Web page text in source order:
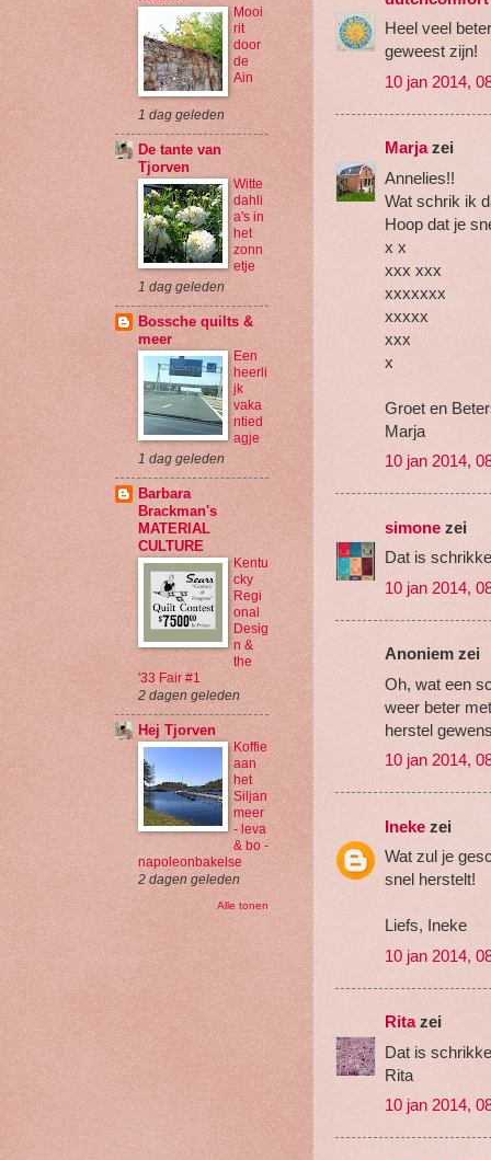
Heel veel
geweest zijn!
10 jan 2014,
Marjazei
Annelies!!
Wat schrik ik
Hoop dat je
x x
xxx xxx
xxxxxxx
xxxxx
xxx
x
Groet en
Marja
10 jan 2014,
simone zei
Dat is
10 jan 2014,
Anoniem zei
Oh, wat een
weer beter
herstel
10 jan 2014,
Ineke zei
Wat zul je
snel herstelt!
Liefs, Ineke
10 jan 2014,
Ritazei
Dat is
Rita
10 jan 2014,
Mooi
rit
door
de
Ain
1 dag geleden
De tante van
Tjorven
Witte
dahli
a's in
het
zonn
etje
1 dag geleden
Bossche quilts &
meer
Een
heerli
jk
vaka
ntied
agje
1 dag geleden
Barbara
Brackman's
MATERIAL
CULTURE
Kentu
cky
Regi
onal
Desig
n &
the
'33 Fair #1
2 dagen geleden
Hej Tjorven
Koffie
aan
het
Siljan
meer
- leva
& bo -
napoleonbakelse
2 dagen geleden
Alle tonen